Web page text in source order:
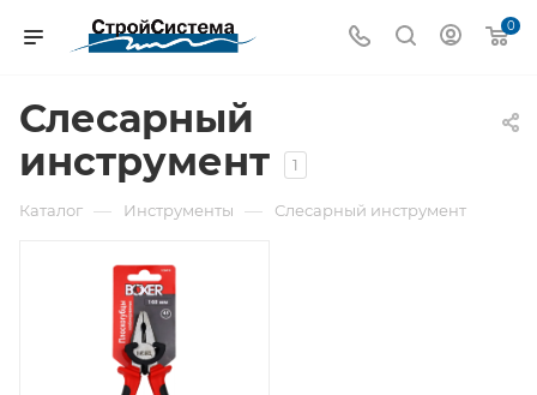
0
Слесарный
инструмент
1
Каталог — Инструменты — Слесарный инструмент